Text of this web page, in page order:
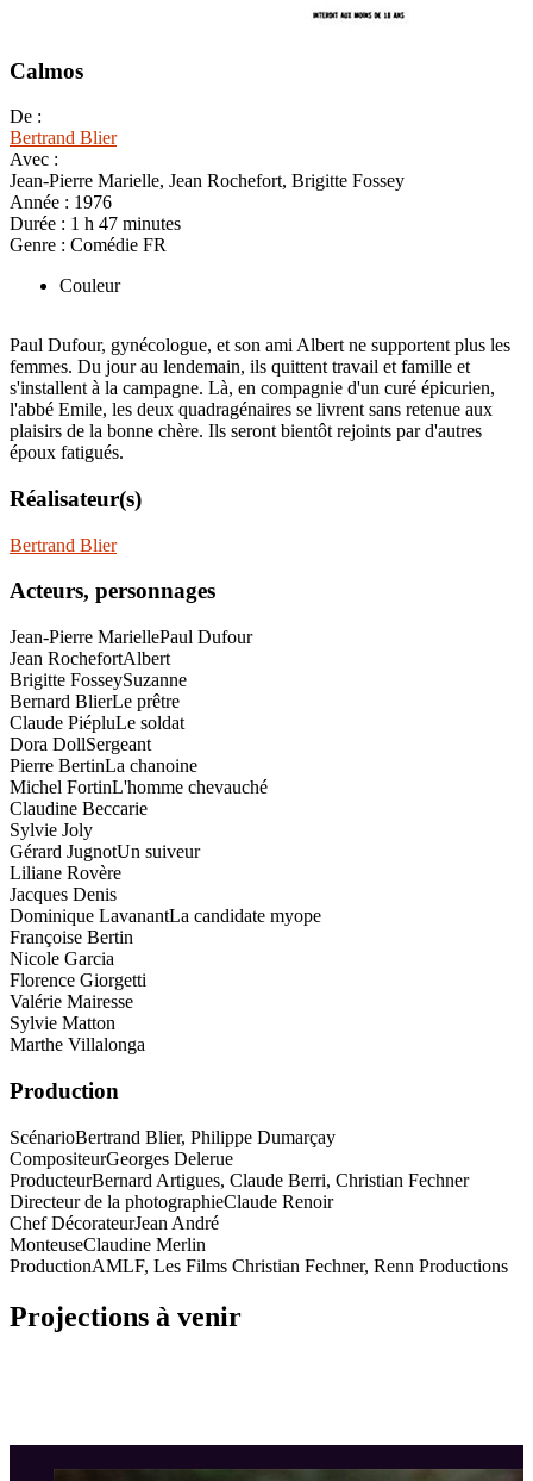
Calmos
De :
Bertrand Blier
Avec :
Jean-Pierre Marielle, Jean Rochefort, Brigitte Fossey
Année : 1976
Durée : 1 h 47 minutes
Genre : Comédie FR
Couleur
Paul Dufour, gynécologue, et son ami Albert ne supportent plus les
femmes. Du jour au lendemain, ils quittent travail et famille et
s'installent à la campagne. Là, en compagnie d'un curé épicurien,
l'abbé Emile, les deux quadragénaires se livrent sans retenue aux
plaisirs de la bonne chère. Ils seront bientôt rejoints par d'autres
époux fatigués.
Réalisateur(s)
Bertrand Blier
Acteurs, personnages
Jean-Pierre MariellePaul Dufour
Jean RochefortAlbert
Brigitte FosseySuzanne
Bernard BlierLe prêtre
Claude PiépluLe soldat
Dora DollSergeant
Pierre BertinLa chanoine
Michel FortinL'homme chevauché
Claudine Beccarie
Sylvie Joly
Gérard JugnotUn suiveur
Liliane Rovère
Jacques Denis
Dominique LavanantLa candidate myope
Françoise Bertin
Nicole Garcia
Florence Giorgetti
Valérie Mairesse
Sylvie Matton
Marthe Villalonga
Production
ScénarioBertrand Blier, Philippe Dumarçay
CompositeurGeorges Delerue
ProducteurBernard Artigues, Claude Berri, Christian Fechner
Directeur de la photographieClaude Renoir
Chef DécorateurJean André
MonteuseClaudine Merlin
ProductionAMLF, Les Films Christian Fechner, Renn Productions
Projections à venir